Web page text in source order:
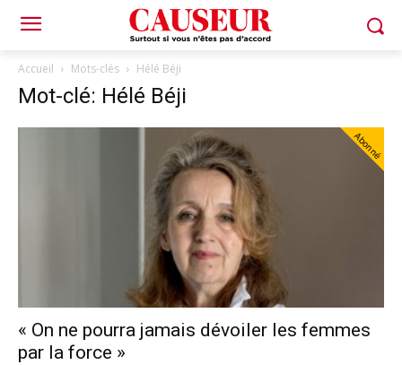
Accueil Mots-clés Hélé Béji
Mot-clé: Hélé Béji
Abonné
« On ne pourra jamais dévoiler les femmes
par la force »